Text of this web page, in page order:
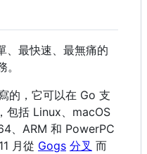
、最快速、最無痛的
的，它可以在 Go 支
包括 Linux、macOS
、ARM 和 PowerPC
月從 Gogs 分叉 而